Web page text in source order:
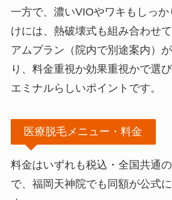
一方で、濃いVIOやワキもしっか
けには、熱破壊式も組み合わせ
アムプラン（院内で別途案内）
り、料金重視か効果重視かで選
エミナルらしいポイントです。
医療脱毛メニュー・料金
料金はいずれも税込・全国共通
で、福岡天神院でも同額が公式